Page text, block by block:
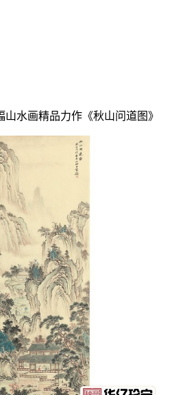
水画精品力作《秋山问道图》